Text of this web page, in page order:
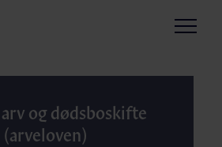
Menu
og dødsboskifte
(arveloven)